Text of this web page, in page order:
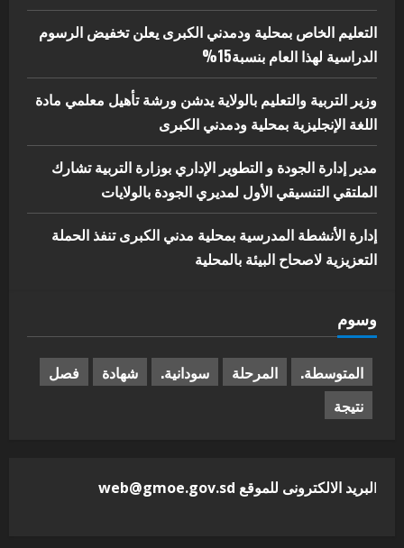
التعليم الخاص بمحلية ودمدني الكبرى يعلن تخفيض الرسوم
الدراسية لهذا العام بنسبة15%
وزير التربية والتعليم بالولاية يدشن ورشة تأهيل معلمي مادة
اللغة الإنجليزية بمحلية ودمدني الكبرى
مدير إدارة الجودة و التطوير الإداري بوزارة التربية تشارك
الملتقي التنسيقي الأول لمديري الجودة بالولايات
إدارة الأنشطة المدرسية بمحلية مدني الكبرى تنفذ الحملة
التعزيزية لاصحاح البيئة بالمحلية
وسوم
المتوسطة. المرحلة سودانية. شهادة
فصل
نتيجة
البريد الالكترونى للموقع web@gmoe.gov.sd